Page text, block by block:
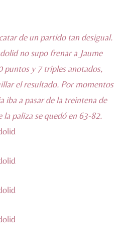
de un partido tan desigual.
no supo frenar a Jaume
puntos y 7 triples anotados,
el resultado. Por momentos
iba a pasar de la treintena de
paliza se quedó en 63-82.